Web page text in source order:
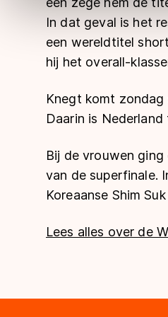
Meer informatie vindt u in
In dat geval is het
een wereldtitel
hij het overall-
Knegt komt
Daarin is
Bij de vrouwen
van de superfinale.
Koreaanse Shim
Lees alles over de